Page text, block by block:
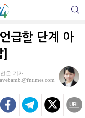
급할 단계 아
]
선은 기자